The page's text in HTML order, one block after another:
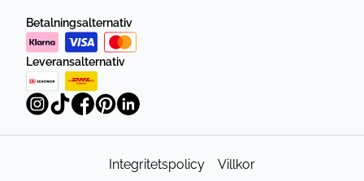
Betalningsalternativ
Leveransalternativ
Integritetspolicy Villkor